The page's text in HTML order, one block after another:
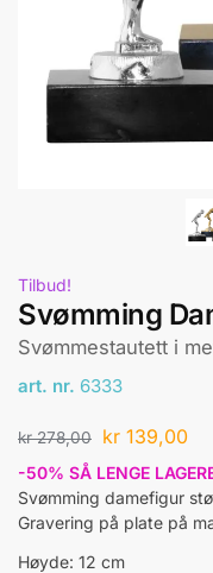
Tilbud!
Svømming
Svømmestautett i
art. nr. 6333
kr278,00 kr 139,00
-50% SÅ LENGE
Svømming damefigur
Gravering på plate på
Høyde: 12 cm